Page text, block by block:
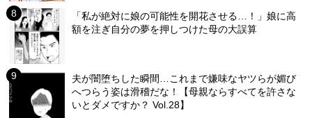
「私が絶対に娘の可能性を開花させる…！」娘に高
額を注ぎ自分の夢を押しつけた母の大誤算
夫が闇堕ちした瞬間…これまで嫌味なヤツらが媚び
へつらう姿は滑稽だな！【母親ならすべてを許さな
いとダメですか？ Vol.28】